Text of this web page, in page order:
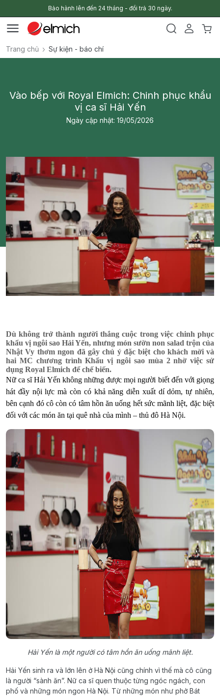
Bảo hành lên đến 24 tháng - đổi trả 30 ngày.
Trang chủ Sự kiện - báo chí
Vào bếp với Royal Elmich: Chinh phục khẩu
vị ca sĩ Hải Yến
Ngày cập nhật: 19/05/2026
Dù không trở thành người thắng cuộc trong việc chinh phục
khẩu vị ngôi sao Hải Yến, nhưng món sườn non salad trộn của
Nhật Vy thơm ngon đã gây chú ý đặc biệt cho khách mời và
hai MC chương trình Khẩu vị ngôi sao mùa 2 nhờ việc sử
dụng Royal Elmich để chế biến.
Nữ ca sĩ Hải Yến không những được mọi người biết đến với giọng
hát đầy nội lực mà còn có khả năng diễn xuất dí dỏm, tự nhiên,
bên cạnh đó cô còn có tâm hồn ăn uống hết sức mãnh liệt, đặc biệt
đối với các món ăn tại quê nhà của mình – thủ đô Hà Nội.
Hải Yến là một người có tâm hồn ăn uống mãnh liệt.
Hải Yến sinh ra và lớn lên ở Hà Nội cũng chính vì thế mà cô cũng
là người “sành ăn”. Nữ ca sĩ quen thuộc từng ngóc ngách, con
phố và những món ngon Hà Nội. Từ những món như phở Bát